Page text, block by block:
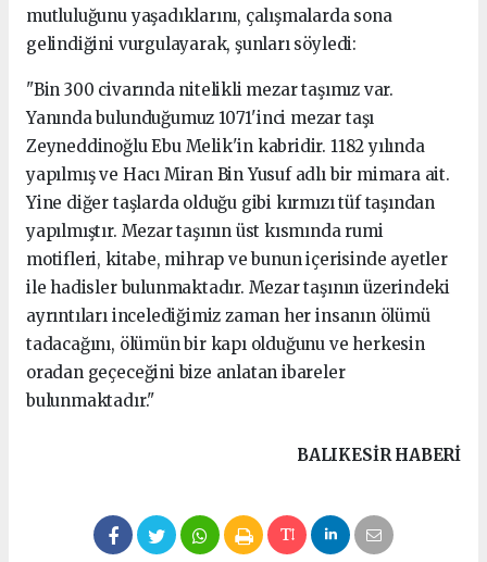
mutluluğunu yaşadıklarını, çalışmalarda sona
gelindiğini vurgulayarak, şunları söyledi:
"Bin 300 civarında nitelikli mezar taşımız var.
Yanında bulunduğumuz 1071'inci mezar taşı
Zeyneddinoğlu Ebu Melik'in kabridir. 1182 yılında
yapılmış ve Hacı Miran Bin Yusuf adlı bir mimara ait.
Yine diğer taşlarda olduğu gibi kırmızı tüf taşından
yapılmıştır. Mezar taşının üst kısmında rumi
motifleri, kitabe, mihrap ve bunun içerisinde ayetler
ile hadisler bulunmaktadır. Mezar taşının üzerindeki
ayrıntıları incelediğimiz zaman her insanın ölümü
tadacağını, ölümün bir kapı olduğunu ve herkesin
oradan geçeceğini bize anlatan ibareler
bulunmaktadır."
BALIKESIR HABERİ